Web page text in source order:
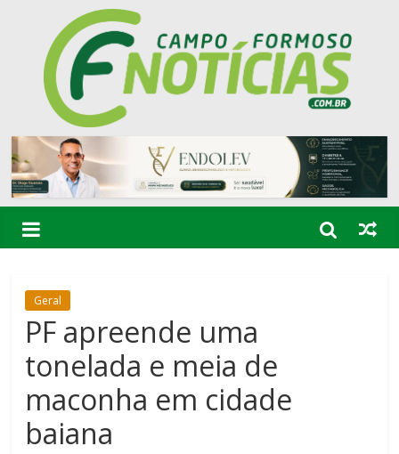
Geral
PF apreende uma
tonelada e meia de
maconha em cidade
baiana